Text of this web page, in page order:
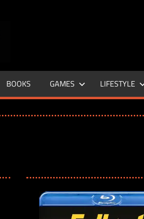
–
LIFE
MAGAZINE
BOOKS GAMES LIFESTYLE